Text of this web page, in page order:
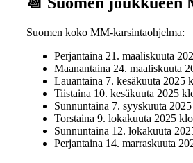
Suomen koko MM-karsintaohjelma:
Perjantaina 21. maaliskuuta
Maanantaina 24. maaliskuuta
Lauantaina 7. kesäkuuta 2025
Tiistaina 10. kesäkuuta 2025
Sunnuntaina 7. syyskuuta
Torstaina 9. lokakuuta 2025
Sunnuntaina 12. lokakuuta
Perjantaina 14. marraskuuta